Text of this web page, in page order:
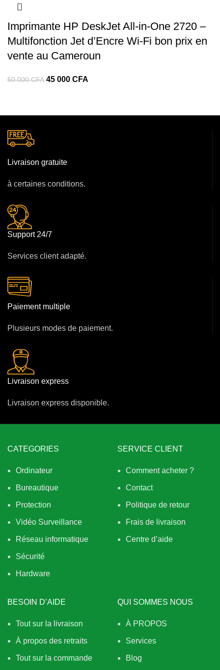
Imprimante HP DeskJet All‑in‑One 2720 –
Multifonction Jet d’Encre Wi‑Fi bon prix en
vente au Cameroun
60 000CFA 45 000 CFA
Livraison gratuite
à certaines conditions.
Support 24/7
Services client adapté.
Paiement multiple
Plusieurs modes de paiement.
Livraison express
Livraison express disponible.
CATEGORIES
Ordinateur
Bureautique
Protection
Vidéo Surveillance
Réseau informatique
Sécurité
Hardware
SERVICE CLIENT
Comment acheter ?
Contact
Politique de retour
Frais de livraison
Centre d’aide
BESOIN D’AIDE
Tout sur la livraison
À propos des retraits
Tout sur la commande
QUI SOMMES NOUS
À PROPOS
Services
Blog